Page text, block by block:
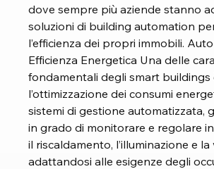
dove sempre più aziende stanno
soluzioni di building automation
l’efficienza dei propri immobili.
Efficienza Energetica Una delle
fondamentali degli smart buildings
l’ottimizzazione dei consumi
sistemi di gestione automatizzata,
in grado di monitorare e regolare
il riscaldamento, l’illuminazione e
adattandosi alle esigenze degli